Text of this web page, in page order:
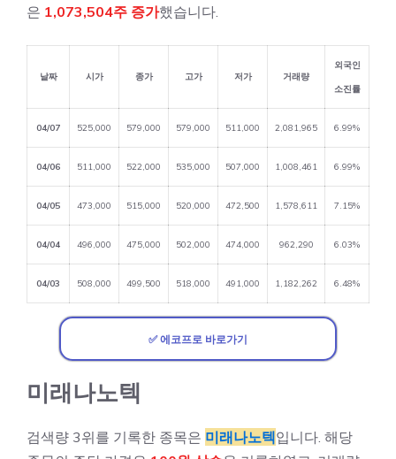
은 1,073,504주 증가했습니다.
날짜 시가 종가 고가 저가 거래량
외국인
소진률
04/07 525,000 579,000 579,000 511,000 2,081,965 6.99%
04/06 511,000 522,000 535,000 507,000 1,008,461 6.99%
04/05 473,000 515,000 520,000 472,500 1,578,611 7.15%
04/04 496,000 475,000 502,000 474,000 962,290 6.03%
04/03 508,000 499,500 518,000 491,000 1,182,262 6.48%
✅ 에코프로 바로가기
미래나노텍
검색량 3위를 기록한 종목은 미래나노텍입니다. 해당